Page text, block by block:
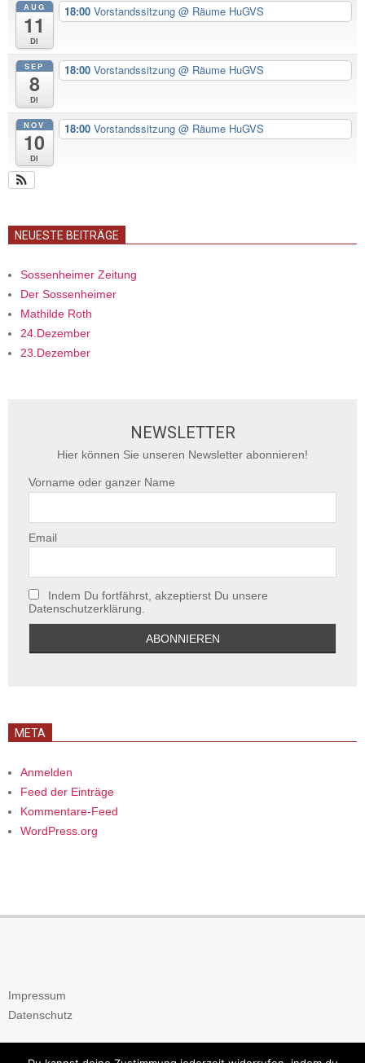
AUG
11
Di
18:00 Vorstandssitzung @ Räume HuGVS
SEP
8
Di
18:00 Vorstandssitzung @ Räume HuGVS
NOV
10
Di
18:00 Vorstandssitzung @ Räume HuGVS
NEUESTE BEITRÄGE
Sossenheimer Zeitung
Der Sossenheimer
Mathilde Roth
24.Dezember
23.Dezember
NEWSLETTER
Hier können Sie unseren Newsletter abonnieren!
Vorname oder ganzer Name
Email
Indem Du fortfährst, akzeptierst Du unsere
Datenschutzerklärung.
META
Anmelden
Feed der Einträge
Kommentare-Feed
WordPress.org
Impressum
Datenschutz